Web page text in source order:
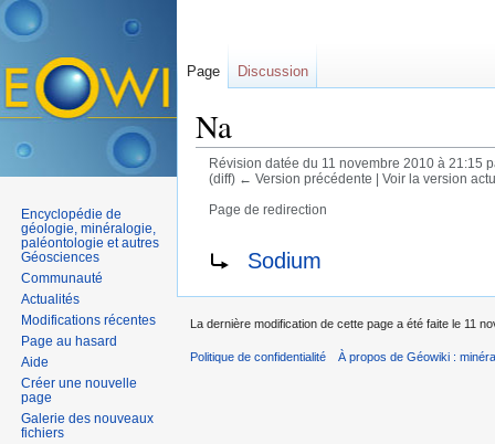
Na
Révision datée du 11 novembre 2010 à 21:15
(diff) ← Version précédente | Voir la version
Page de redirection
Rediriger vers :
Sodium
Page Discussion
Encyclopédie de
géologie, minéralogie,
paléontologie et autres
Géosciences
Communauté
Actualités
Modifications récentes
Page au hasard
Aide
Créer une nouvelle
page
Galerie des nouveaux
fichiers
La dernière modification de cette page a été faite le 11
Politique de confidentialité À propos de Géowiki :